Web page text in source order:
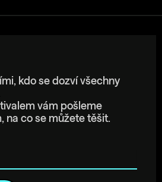
kdo se dozví všechny
vám pošleme
na co se můžete těšit.